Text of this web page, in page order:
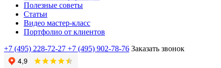
Полезные советы
Статьи
Видео мастер-класс
Портфолио от клиентов
+7 (495) 228-72-27 +7 (495) 902-78-76 Заказать звонок